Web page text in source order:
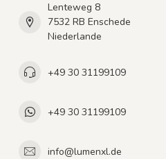
Lenteweg 8
7532 RB Enschede
Niederlande
+49 30 31199109
+49 30 31199109
info@lumenxl.de